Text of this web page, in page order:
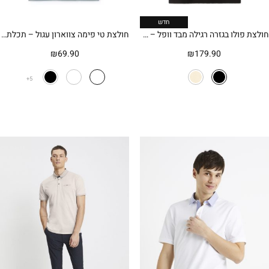
חדש
חולצת פולו בגזרה רגילה מבד וופל – שחור
₪179.90
חולצת טי פימה צווארון עגול – תכלת אפרפר
₪69.90
5